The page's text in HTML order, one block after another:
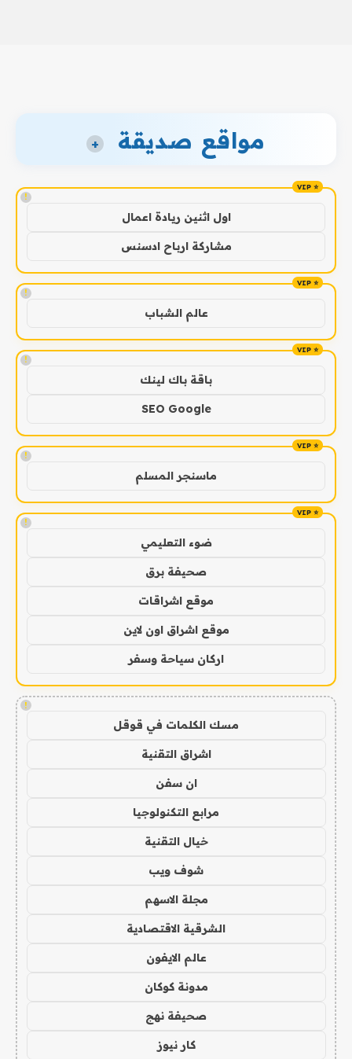
مواقع صديقة +
!
اول اثنين ريادة اعمال
مشاركة ارباح ادسنس
!
عالم الشباب
!
باقة باك لينك
SEO Google
!
ماسنجر المسلم
!
ضوء التعليمي
صحيفة برق
موقع اشراقات
موقع اشراق اون لاين
اركان سياحة وسفر
!
مسك الكلمات في قوقل
اشراق التقنية
ان سفن
مرابع التكنولوجيا
خيال التقنية
شوف ويب
مجلة الاسهم
الشرقية الاقتصادية
عالم الايفون
مدونة كوكان
صحيفة نهج
كار نيوز